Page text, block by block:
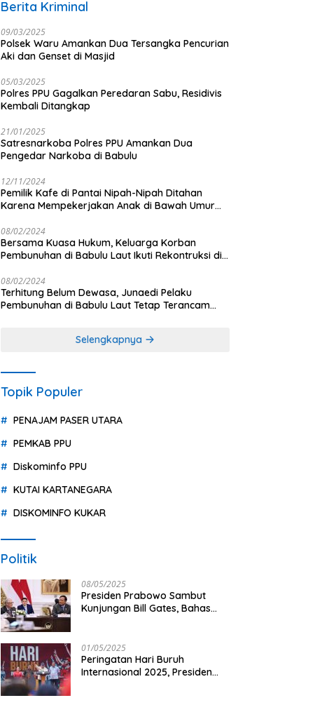
Berita Kriminal
09/03/2025
Polsek Waru Amankan Dua Tersangka Pencurian
Aki dan Genset di Masjid
05/03/2025
Polres PPU Gagalkan Peredaran Sabu, Residivis
Kembali Ditangkap
21/01/2025
Satresnarkoba Polres PPU Amankan Dua
Pengedar Narkoba di Babulu
12/11/2024
Pemilik Kafe di Pantai Nipah-Nipah Ditahan
Karena Mempekerjakan Anak di Bawah Umur
08/02/2024
Bersama Kuasa Hukum, Keluarga Korban
Pembunuhan di Babulu Laut Ikuti Rekontruksi di
08/02/2024
Terhitung Belum Dewasa, Junaedi Pelaku
Pembunuhan di Babulu Laut Tetap Terancam
Selengkapnya
Topik Populer
PENAJAM PASER UTARA
PEMKAB PPU
Diskominfo PPU
KUTAI KARTANEGARA
DISKOMINFO KUKAR
Politik
08/05/2025
Presiden Prabowo Sambut
Kunjungan Bill Gates, Bahas
Pertanian di Indonesia
01/05/2025
Peringatan Hari Buruh
Internasional 2025, Presiden